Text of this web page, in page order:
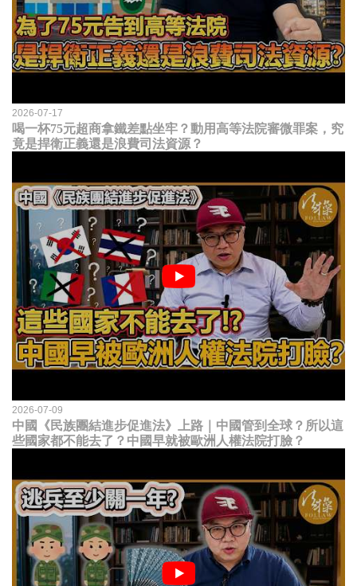
2026-07-17
喝一杯75元超商拿鐵差點坐牢？動用高等法院審微罪案，究
竟是捍衛正義還是浪費司法資源？
2026-07-09
中國《民族團結進步促進法》上路｜中國管到全球？所以這
些國家都不能去了？中國早就被歐洲人權法院打臉？